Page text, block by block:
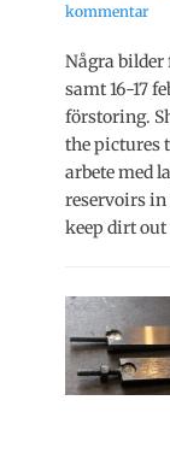
den
kommentar
Några bilder
samt 16-17
förstoring.
the pictures
arbete med
reservoirs in
keep dirt